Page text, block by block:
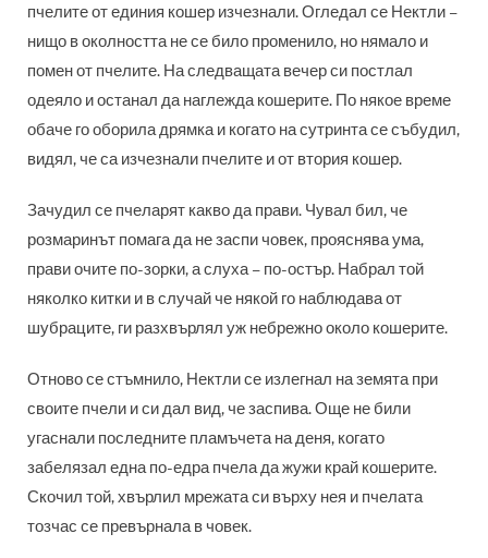
пчелите от единия кошер изчезнали. Огледал се Нектли –
нищо в околността не се било променило, но нямало и
помен от пчелите. На следващата вечер си постлал
одеяло и останал да наглежда кошерите. По някое време
обаче го оборила дрямка и когато на сутринта се събудил,
видял, че са изчезнали пчелите и от втория кошер.
Зачудил се пчеларят какво да прави. Чувал бил, че
розмаринът помага да не заспи човек, прояснява ума,
прави очите по-зорки, а слуха – по-остър. Набрал той
няколко китки и в случай че някой го наблюдава от
шубраците, ги разхвърлял уж небрежно около кошерите.
Отново се стъмнило, Нектли се излегнал на земята при
своите пчели и си дал вид, че заспива. Още не били
угаснали последните пламъчета на деня, когато
забелязал една по-едра пчела да жужи край кошерите.
Скочил той, хвърлил мрежата си върху нея и пчелата
тозчас се превърнала в човек.